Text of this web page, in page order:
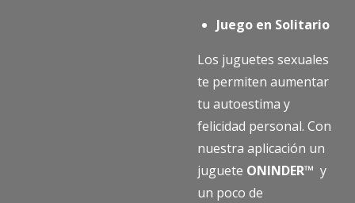
Juego en Solitario
Los juguetes sexuales
te permiten aumentar
tu autoestima y
felicidad personal. Con
nuestra aplicación un
juguete ONINDER™ y
un poco de